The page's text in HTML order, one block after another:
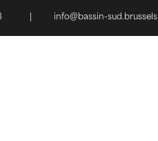
info@bassin-sud.brussels